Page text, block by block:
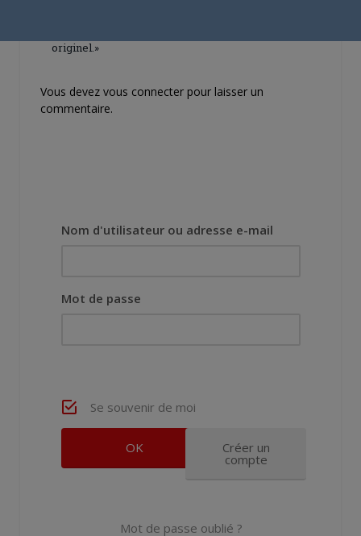
originel.»
Vous devez vous connecter pour laisser un
commentaire.
Nom d'utilisateur ou adresse e-mail
Mot de passe
Se souvenir de moi
Créer un
compte
Mot de passe oublié ?